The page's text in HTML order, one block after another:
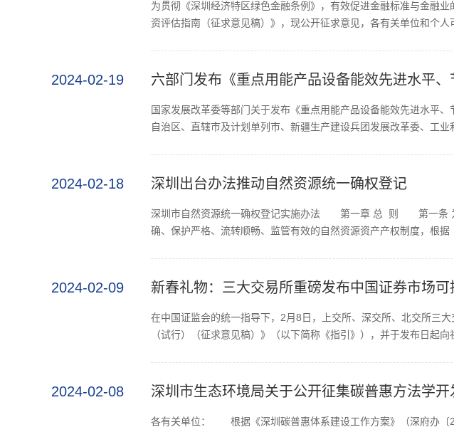
为贯彻《深圳经济特区绿色金融条例》，有效促进金融标准与金融
资评估指南（征求意见稿）》，现公开征求意见，各有关单位和个人
2024-02-19 六部门发布《重点用能产品设备能效先进水平
国家发展改革委等部门关于发布《重点用能产品设备能效先进水平
自治区、直辖市及计划单列市、新疆生产建设兵团发展改革委、工业
2024-02-18 深圳出台办法推动自然资源统一确权登记
深圳市自然资源统一确权登记实施办法 第一章 总 则 第一条 为
确、保护严格、流转顺畅、监管有效的自然资源资产产权制度，根据
2024-02-09 新春礼物：三大交易所重磅发布中国证券市场可
在中国证监会的统一指导下，2月8日，上交所、深交所、北交所
（试行）（征求意见稿）》（以下简称《指引》），并于发布日起向
2024-02-08 深圳市生态环境局关于公开征集碳普惠方法学开
各有关单位： 根据《深圳碳普惠体系建设工作方案》（深府办〔